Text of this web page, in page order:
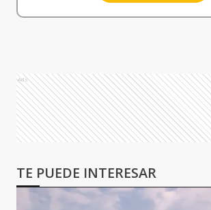
Ads
TE PUEDE INTERESAR